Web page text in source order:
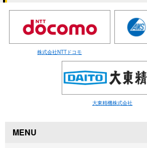
株式会社NTTドコモ
大東精機株式会社
MENU